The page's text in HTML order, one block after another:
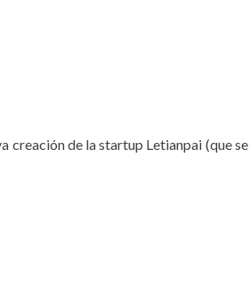
creación de la startup Letianpai (que